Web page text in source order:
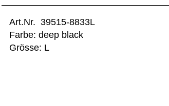
Art.Nr. 39515-8833L
Farbe: deep black
Grösse: L